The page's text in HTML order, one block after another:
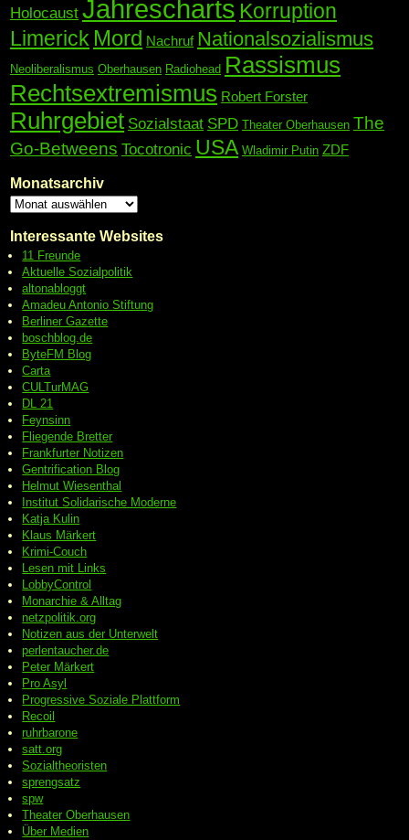
Holocaust Jahrescharts Korruption
Limerick Mord Nachruf Nationalsozialismus
Neoliberalismus Oberhausen Radiohead Rassismus
Rechtsextremismus Robert Forster
Ruhrgebiet Sozialstaat SPD Theater Oberhausen The
Go-Betweens Tocotronic USA Wladimir Putin ZDF
Monatsarchiv
Interessante Websites
11 Freunde
Aktuelle Sozialpolitik
altonabloggt
Amadeu Antonio Stiftung
Berliner Gazette
boschblog.de
ByteFM Blog
Carta
CULTurMAG
DL 21
Feynsinn
Fliegende Bretter
Frankfurter Notizen
Gentrification Blog
Helmut Wiesenthal
Institut Solidarische Moderne
Katja Kulin
Klaus Märkert
Krimi-Couch
Lesen mit Links
LobbyControl
Monarchie & Alltag
netzpolitik.org
Notizen aus der Unterwelt
perlentaucher.de
Peter Märkert
Pro Asyl
ProgressiveSoziale Plattform
Recoil
ruhrbarone
satt.org
Sozialtheoristen
sprengsatz
spw
Theater Oberhausen
Über Medien